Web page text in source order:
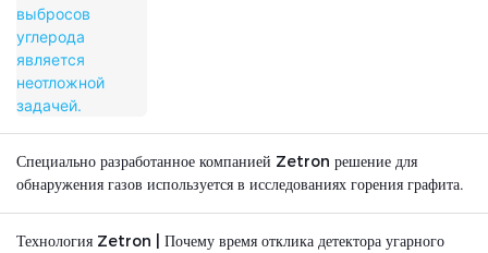
Специально разработанное компанией Zetron решение для
обнаружения газов используется в исследованиях горения графита.
Технология Zetron | Почему время отклика детектора угарного